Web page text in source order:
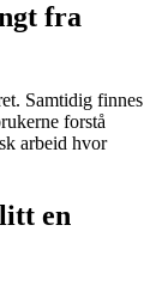
fra
Samtidig finnes
forstå
arbeid hvor
en